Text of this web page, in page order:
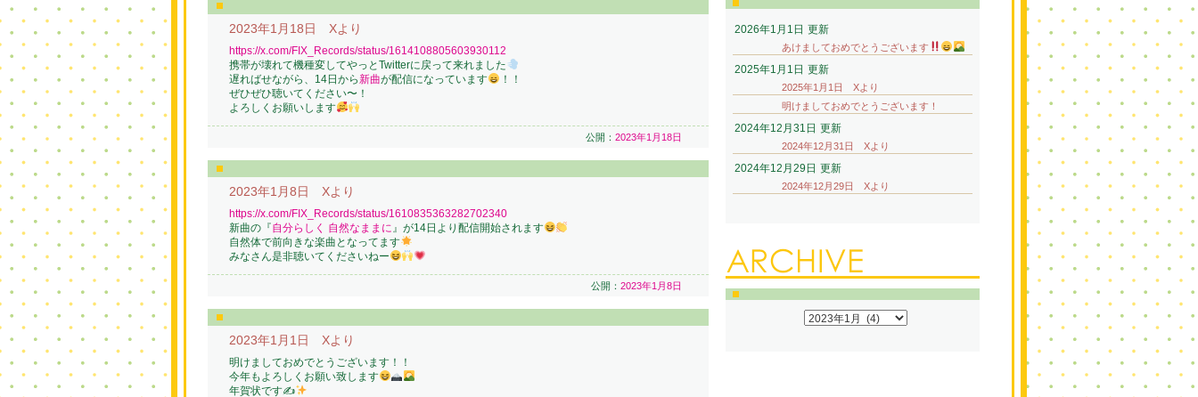
2023年1月18日 Xより
https://x.com/FIX_Records/status/1614108805603930112
携帯が壊れて機種変してやっとTwitterに戻って来れました
遅ればせながら、14日から新曲が配信になっています
！！
ぜひぜひ聴いてください〜！
よろしくお願いします
公開： 2023年1月18日
2023年1月8日 Xより
https://x.com/FIX_Records/status/1610835363282702340
新曲の『自分らしく 自然なままに』が14日より配信開始されます
自然体で前向きな楽曲となってます
みなさん是非聴いてくださいねー
公開： 2023年1月8日
2023年1月1日 Xより
明けましておめでとうございます！！
今年もよろしくお願い致します
年賀状です✍
2026年1月1日 更新
あけましておめでとうございます
2025年1月1日 更新
2025年1月1日 Xより
明けましておめでとうございます！
2024年12月31日 更新
2024年12月31日 Xより
2024年12月29日 更新
2024年12月29日 Xより